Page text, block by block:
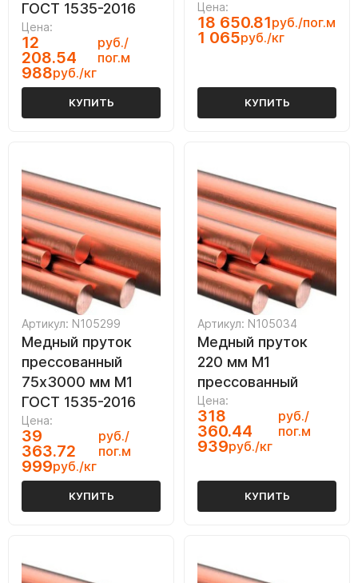
ГОСТ 1535-2016
Цена:
12
208.54
руб./
пог.м
988руб./кг
КУПИТЬ
Цена:
18 650.81руб./пог.м
1 065руб./кг
КУПИТЬ
Артикул: N105299
Медный пруток
прессованный
75х3000 мм М1
ГОСТ 1535-2016
Цена:
39
363.72
руб./
пог.м
999руб./кг
КУПИТЬ
Артикул: N105034
Медный пруток
220 мм М1
прессованный
Цена:
318
360.44
руб./
пог.м
939руб./кг
КУПИТЬ